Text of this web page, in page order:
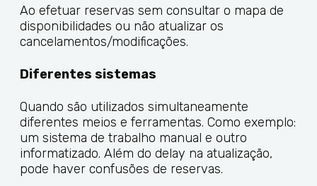
Ao efetuar reservas sem consultar o mapa de
disponibilidades ou não atualizar os
cancelamentos/modificações.
Diferentes sistemas
Quando são utilizados simultaneamente
diferentes meios e ferramentas. Como exemplo:
um sistema de trabalho manual e outro
informatizado. Além do delay na atualização,
pode haver confusões de reservas.